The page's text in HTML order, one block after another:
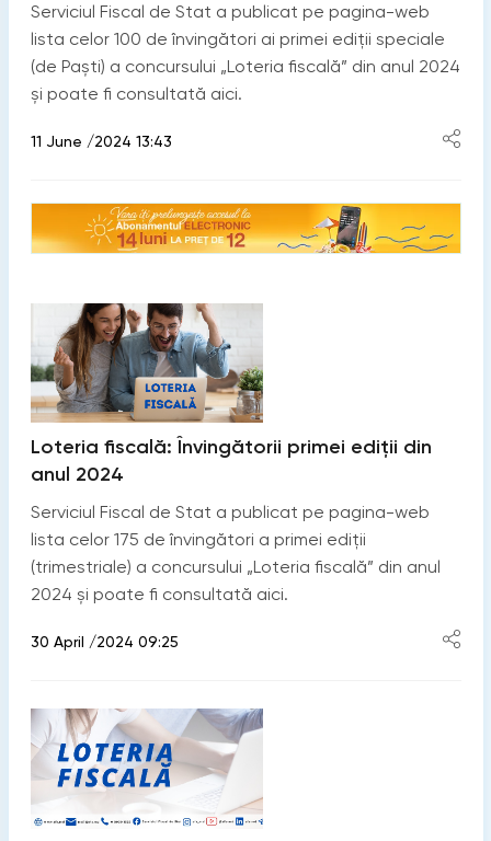
Serviciul Fiscal de Stat a publicat pe pagina-web
lista celor 100 de învingători ai primei ediții speciale
(de Paști) a concursului „Loteria fiscală” din anul 2024
și poate fi consultată aici.
11 June /2024 13:43
Loteria fiscală: Învingătorii primei ediții din
anul 2024
Serviciul Fiscal de Stat a publicat pe pagina-web
lista celor 175 de învingători a primei ediții
(trimestriale) a concursului „Loteria fiscală” din anul
2024 și poate fi consultată aici.
30 April /2024 09:25